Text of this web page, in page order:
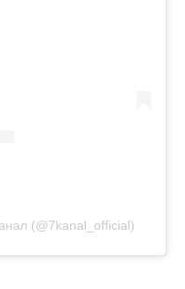
(@7kanal_official)